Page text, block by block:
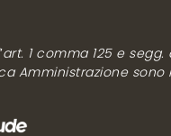
1 comma 125 e
Amministrazione